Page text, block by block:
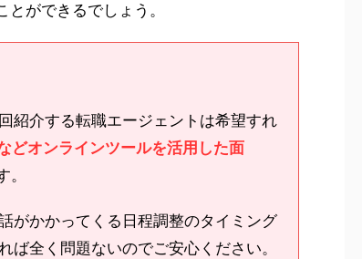
ができるでしょう。
紹介する転職エージェントは希望すれ
どオンラインツールを活用した面
がかかってくる日程調整のタイミング
ば全く問題ないのでご安心ください。